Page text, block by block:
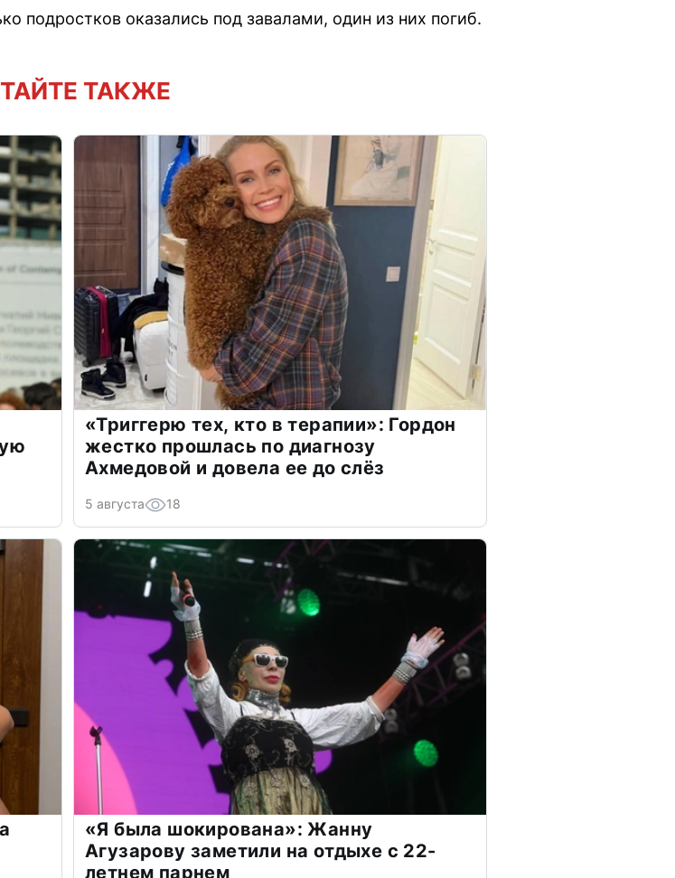
подростков оказались под завалами, один из них погиб.
ТАКЖЕ
«Триггерю тех, кто в терапии»: Гордон
жестко прошлась по диагнозу
Ахмедовой и довела ее до слёз
5 августа 18
«Я была шокирована»: Жанну
Агузарову заметили на отдыхе с 22-
летнем парнем